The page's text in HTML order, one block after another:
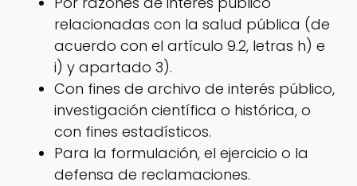
relacionadas con la salud pública (de
acuerdo con el artículo 9.2, letras h) e
i) y apartado 3).
Con fines de archivo de interés público,
investigación científica o histórica, o
con fines estadísticos.
Para la formulación, el ejercicio o la
defensa de reclamaciones.